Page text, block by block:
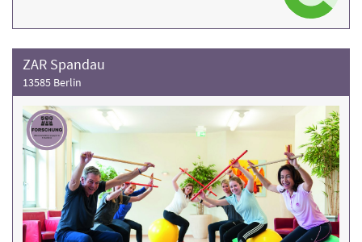
ZAR Spandau
13585 Berlin